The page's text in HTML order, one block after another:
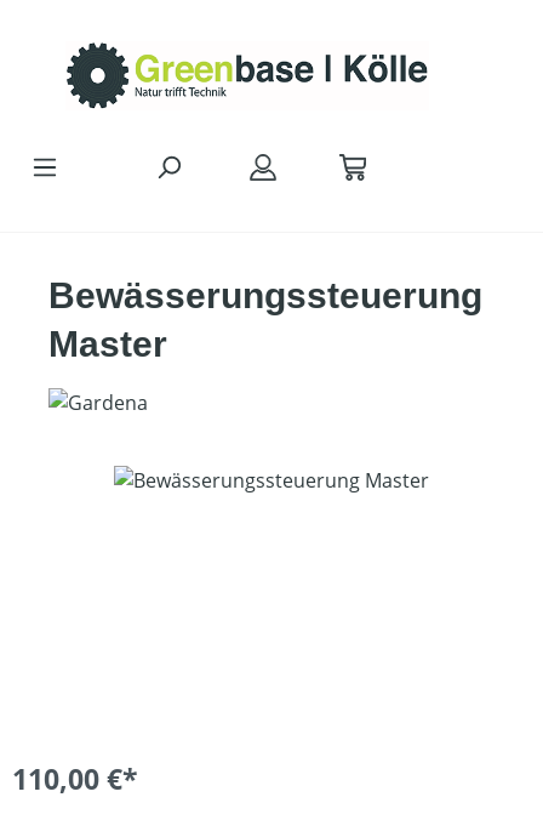
Bewässerungssteuerung
Master
Bildergalerie überspringen
110,00 €*